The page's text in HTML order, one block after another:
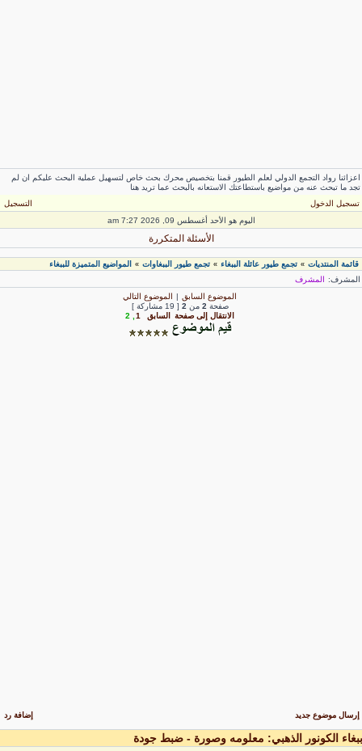
رواد التجمع الدولي لعلم الطيور قمنا بتخصيص محرك بحث خاص لتسهيل عملية البحث عليكم ان لم
ما تبحث عنه من مواضيع باستطاعتك الاستعانه بالبحث عما تريد هنا
تسجيل الدخول
التسجيل
اليوم هو الأحد أغسطس 09, 2026 7:27 am
الأسئلة المتكررة
قائمة المنتديات» تجمع طيور عائلة الببغاء» تجمع طيور الببغاوات»
المواضيع المتميزة للببغاء
المشرف
الموضوع السابق| الموضوع التالي
صفحة2من 2[ 19 مشاركة ]
الانتقال إلى صفحة
السابق ,
2
إرسال موضوع جديد إضافة رد
الكونور الذهبي: معلومه وصورة - ضبط جودة